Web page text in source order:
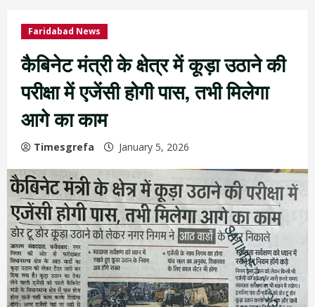
Faridabad News
कैबिनेट मंत्री के क्षेत्र में कूड़ा उठाने की
परीक्षा में एजेंसी होगी पास, तभी मिलेगा
आगे का काम
Timesgrefa January 5, 2026